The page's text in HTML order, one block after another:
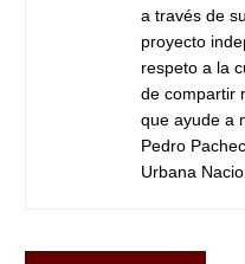
a través de
proyecto
respeto a la
de compartir
que ayude a
Pedro
Urbana